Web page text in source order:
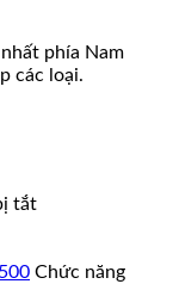
phía Nam
các loại.
tắtở
phẩm
Chức năng